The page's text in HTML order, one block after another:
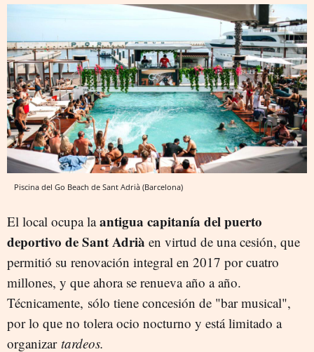
Piscina del Go Beach de Sant Adrià (Barcelona)
El local ocupa laantigua capitanía del puerto
deportivo de Sant Adrià en virtud de una cesión, que
permitió su renovación integral en 2017 por cuatro
millones, y que ahora se renueva año a año.
Técnicamente, sólo tiene concesión de "bar musical",
por lo que no tolera ocio nocturno y está limitado a
organizar tardeos.